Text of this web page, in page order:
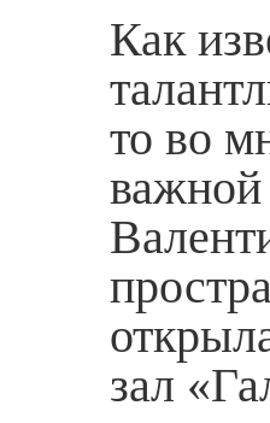
Как
то во
зал